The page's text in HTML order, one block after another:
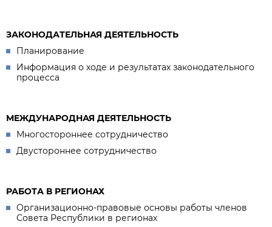
ЗАКОНОДАТЕЛЬНАЯ ДЕЯТЕЛЬНОСТЬ
Планирование
Информация о ходе и результатах законодательного
процесса
МЕЖДУНАРОДНАЯ ДЕЯТЕЛЬНОСТЬ
Многостороннее сотрудничество
Двустороннее сотрудничество
РАБОТА В РЕГИОНАХ
Организационно-правовые основы работы членов
Совета Республики в регионах